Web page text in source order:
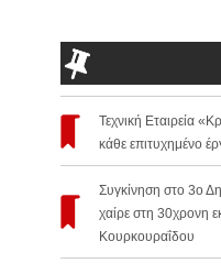
Τεχνική Εταιρεία
κάθε επιτυχημένο
Συγκίνηση στο 3ο
χαίρε στη 30χρονη
Κουρκουραΐδου